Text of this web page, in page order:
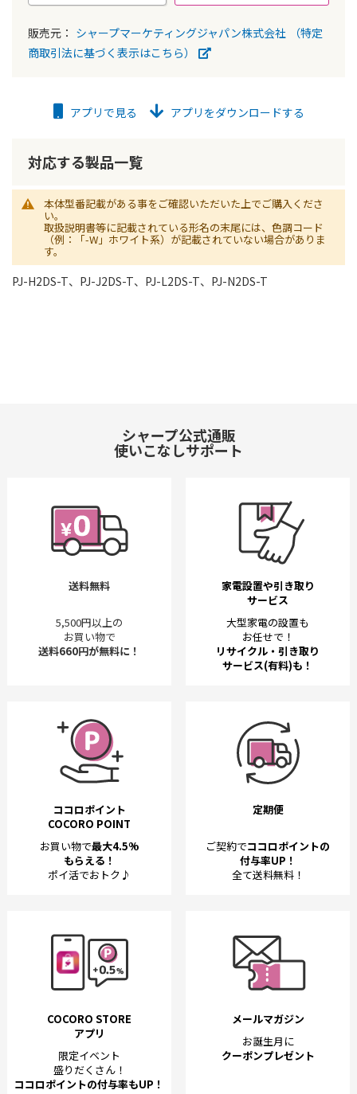
販売元： シャープマーケティングジャパン株式会社
（特定
商取引法に基づく表示はこちら）
アプリで見る アプリをダウンロードする
対応する製品一覧
本体型番記載がある事をご確認いただいた上でご購入くださ
い。
取扱説明書等に記載されている形名の末尾には、色調コード
（例：「-W」ホワイト系）が記載されていない場合がありま
す。
PJ-H2DS-T、PJ-J2DS-T、PJ-L2DS-T、PJ-N2DS-T
シャープ公式通販
使いこなしサポート
送料無料
5,500円以上の
お買い物で
送料660円が無料に！
家電設置や引き取り
サービス
大型家電の設置も
お任せで！
リサイクル・引き取り
サービス(有料)も！
ココロポイント
COCORO POINT
お買い物で最大4.5%
もらえる！
ポイ活でおトク♪
定期便
ご契約でココロポイントの
付与率UP！
全て送料無料！
COCORO STORE
アプリ
限定イベント
盛りだくさん！
ココロポイントの付与率もUP！
メールマガジン
お誕生月に
クーポンプレゼント